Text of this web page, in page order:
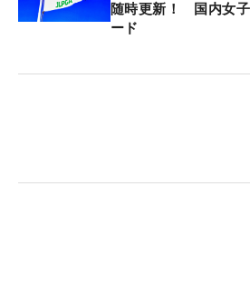
随時更新！ 国内女
ード